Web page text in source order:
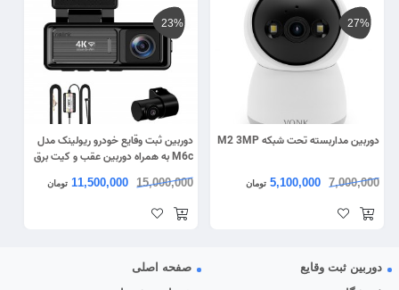
27%
دوربین مداربسته تحت شبکه M2 3MP
7,000,000
5,100,000 تومان
23%
دوربین ثبت وقایع خودرو ریولینک مدل
M6c به همراه دوربین عقب و کیت برق
مستقیم
15,000,000
11,500,000 تومان
دوربین ثبت وقایع
صفحه اصلی